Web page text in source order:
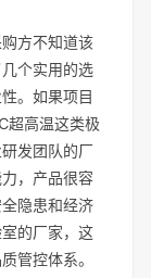
方不知道该
个实用的选
。如果项目
高温这类极
发团队的厂
，产品很容
隐患和经济
的厂家，这
管控体系。